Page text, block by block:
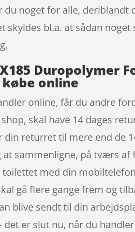
du noget for alle, deriblandt
skyldes bl.a. at sådan
Duropolymer
online
online, får du andre
skal have 14 dages
returret til mere end de
at sammenligne, på tværs
toilettet med din
gå flere gange frem og
blive sendt til din
det er slut nu, når du